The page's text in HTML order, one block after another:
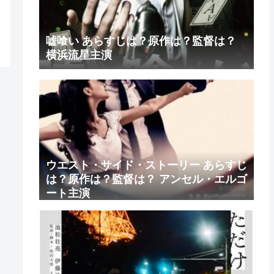
嘘喰い あらすじは？原作は？監督は？
横浜流星主演
ウエスト・サイド・ストーリー あらすじ
は？原作は？監督は？ アンセル・エルゴ
ート主演